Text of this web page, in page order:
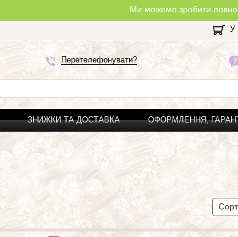
Ми можемо зробити повноцінне кольє, із
У
Перетелефонувати?
ЗНИЖКИ ТА ДОСТАВКА ОФОРМЛЕННЯ,